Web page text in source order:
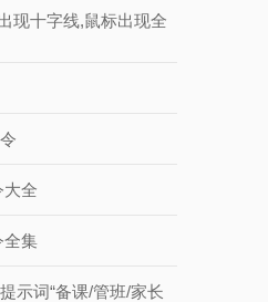
现十字线,鼠标出现全
大全
全集
示词“备课/管班/家长